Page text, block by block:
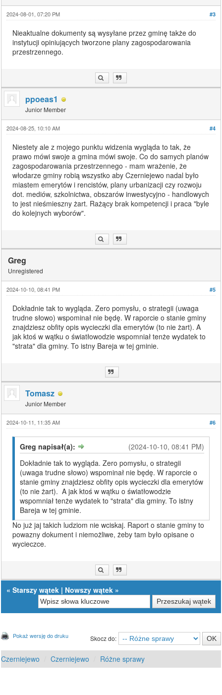
#3
2024-08-01, 07:20 PM
Nieaktualne dokumenty są wysyłane przez gminę także do
instytucji opiniujących tworzone plany zagospodarowania
przestrzennego.
ppoeas1
Junior Member
#4
2024-08-25, 10:10 AM
Niestety ale z mojego punktu widzenia wygląda to tak, że
prawo mówi swoje a gmina mówi swoje. Co do samych planów
zagospodarowania przestrzennego - mam wrażenie, że
włodarze gminy robią wszystko aby Czerniejewo nadal było
miastem emerytów i rencistów, plany urbanizacji czy rozwoju
dot. mediów, szkolnictwa, obszarów inwestycyjno - handlowych
to jest nieśmieszny żart. Rażący brak kompetencji i praca "byle
do kolejnych wyborów".
Greg
Unregistered
#5
2024-10-10, 08:41 PM
Dokładnie tak to wygląda. Zero pomysłu, o strategii (uwaga
trudne słowo) wspominał nie będę. W raporcie o stanie gminy
znajdziesz obfity opis wycieczki dla emerytów (to nie żart). A
jak ktoś w wątku o światłowodzie wspomniał tenże wydatek to
"strata" dla gminy. To istny Bareja w tej gminie.
Tomasz
Junior Member
#6
2024-10-11, 11:35 AM
(2024-10-10, 08:41 PM)
Greg napisał(a):
Dokładnie tak to wygląda. Zero pomysłu, o strategii
(uwaga trudne słowo) wspominał nie będę. W raporcie o
stanie gminy znajdziesz obfity opis wycieczki dla emerytów
(to nie żart). A jak ktoś w wątku o światłowodzie
wspomniał tenże wydatek to "strata" dla gminy. To istny
Bareja w tej gminie.
No już jaj takich ludziom nie wciskaj. Raport o stanie gminy to
powazny dokument i niemożliwe, żeby tam było opisane o
wycieczce.
«Starszy wątek | Nowszy wątek »
Pokaż wersję do druku Skocz do:
Czerniejewo Czerniejewo Różne sprawy